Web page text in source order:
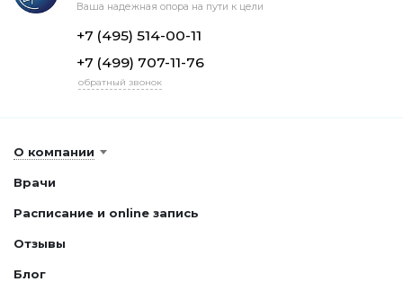
Ваша надежная опора на пути к цели
+7 (495) 514-00-11
+7 (499) 707-11-76
обратный звонок
О компании
Врачи
Расписание и online запись
Отзывы
Блог